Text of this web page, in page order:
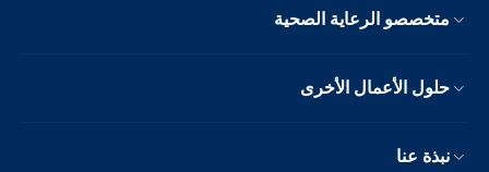
متخصصو الرعاية الصحية
حلول الأعمال الأخرى
نبذة عنا